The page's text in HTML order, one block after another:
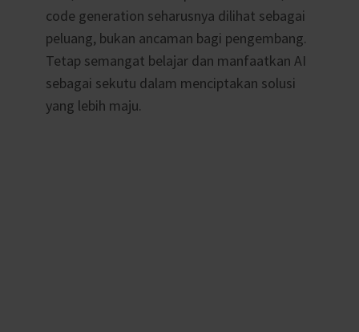
code generation seharusnya dilihat sebagai
peluang, bukan ancaman bagi pengembang.
Tetap semangat belajar dan manfaatkan AI
sebagai sekutu dalam menciptakan solusi
yang lebih maju.